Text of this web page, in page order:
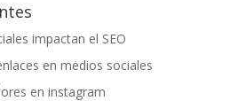
impactan el SEO
en medios sociales
en instagram